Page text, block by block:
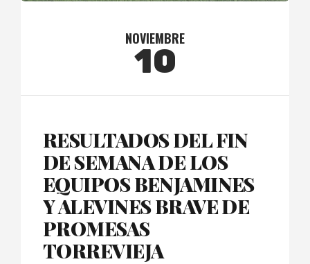
NOVIEMBRE
10
RESULTADOS DEL FIN
DE SEMANA DE LOS
EQUIPOS BENJAMINES
Y ALEVINES BRAVE DE
PROMESAS
TORREVIEJA